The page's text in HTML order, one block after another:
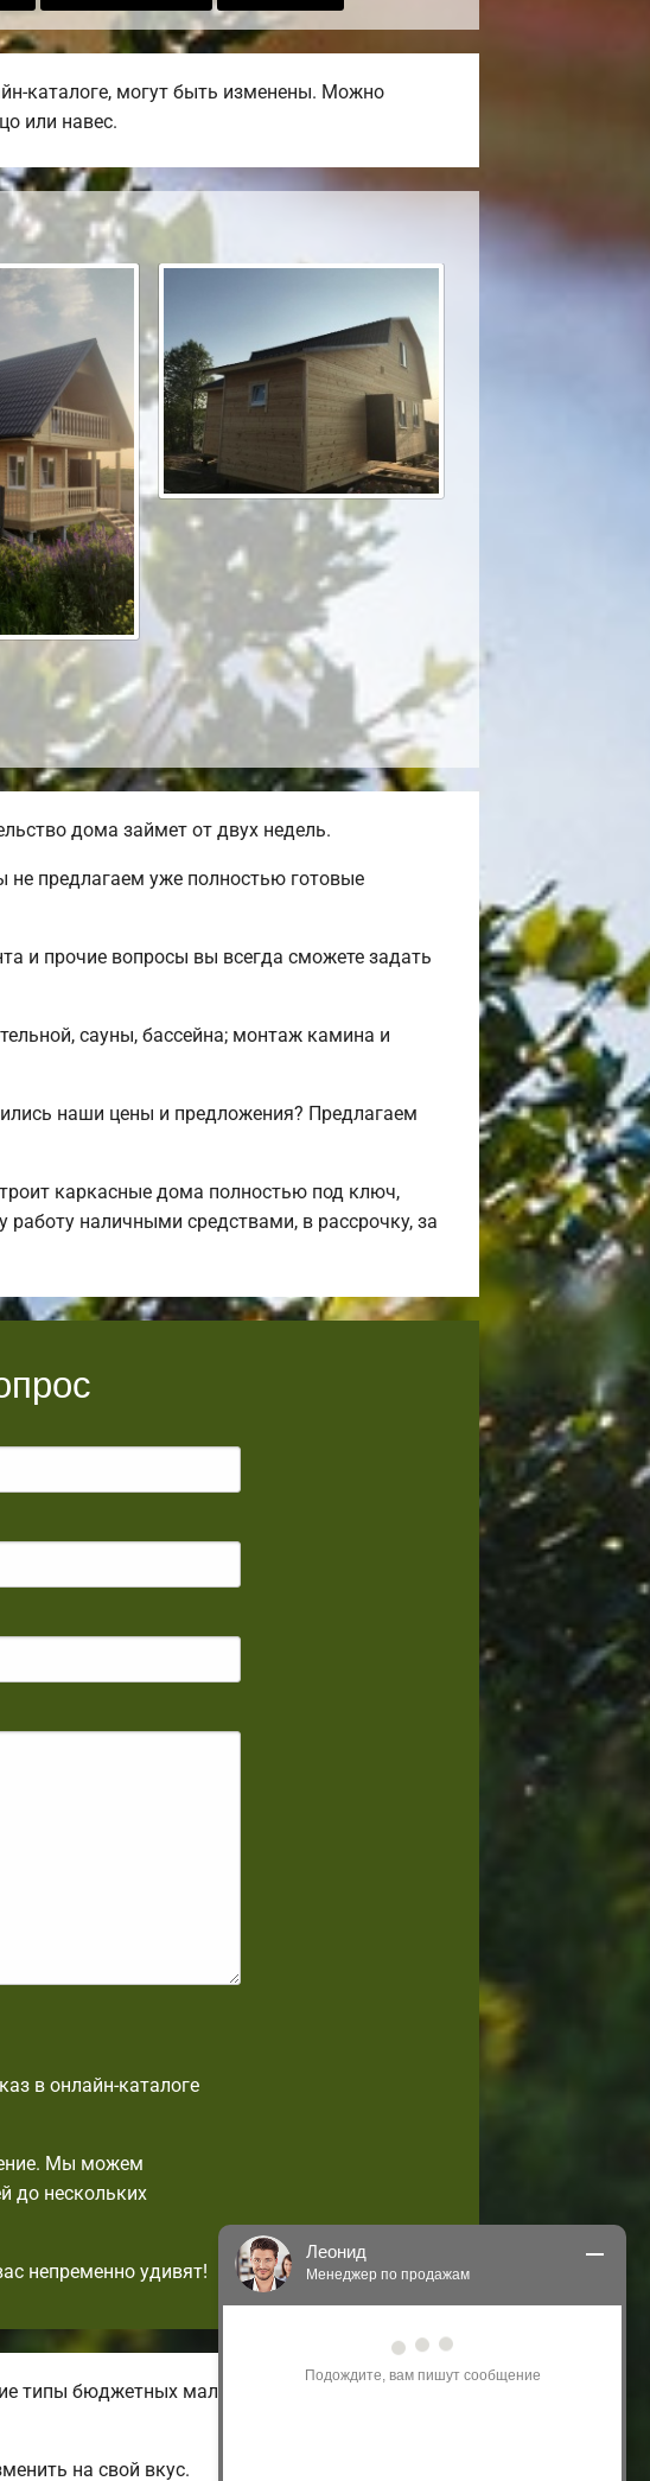
каталоге, могут быть изменены. Можно
или навес.
дома займет от двух недель.
не предлагаем уже полностью готовые
и прочие вопросы вы всегда сможете задать
сауны, бассейна; монтаж камина и
наши цены и предложения? Предлагаем
каркасные дома полностью под ключ,
наличными средствами, в рассрочку, за
в онлайн-каталоге
Мы можем
до нескольких
непременно удивят!
типы бюджетных малогабаритных домов с
на свой вкус.
Леонид
Менеджер по продажам
Здравствуйте! Я могу
акциям и проектам.